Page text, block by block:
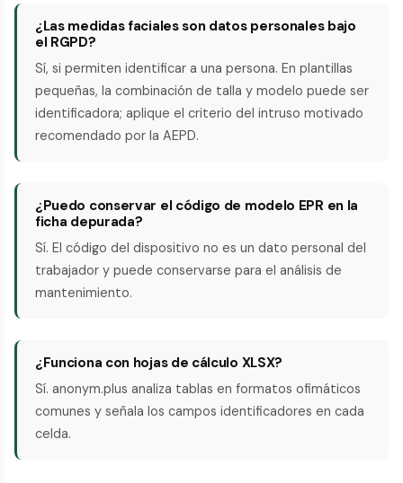
¿Las medidas faciales son datos personales bajo
el RGPD?
Sí, si permiten identificar a una persona. En plantillas
pequeñas, la combinación de talla y modelo puede ser
identificadora; aplique el criterio del intruso motivado
recomendado por la AEPD.
¿Puedo conservar el código de modelo EPR en la
ficha depurada?
Sí. El código del dispositivo no es un dato personal del
trabajador y puede conservarse para el análisis de
mantenimiento.
¿Funciona con hojas de cálculo XLSX?
Sí. anonym.plus analiza tablas en formatos ofimáticos
comunes y señala los campos identificadores en cada
celda.